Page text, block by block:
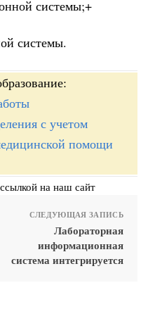
системы;+
системы.
с учетом
помощи
на наш сайт
СЛЕДУЮЩАЯ ЗАПИСЬ
Лабораторная
информационная
система интегрируется